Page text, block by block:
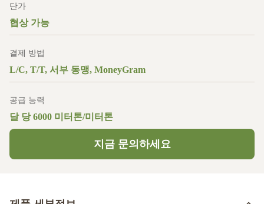
단가
협상 가능
결제 방법
L/C, T/T, 서부 동맹, MoneyGram
공급 능력
달 당 6000 미터톤/미터톤
지금 문의하세요